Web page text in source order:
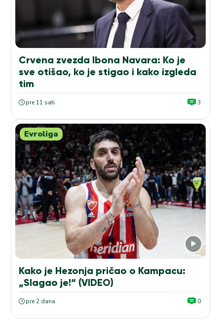
Crvena zvezda Ibona Navara: Ko je
sve otišao, ko je stigao i kako izgleda
tim
pre 11 sati 3
Evroliga
Kako je Hezonja pričao o Kampacu:
„Slagao je!“ (VIDEO)
pre 2 dana 0